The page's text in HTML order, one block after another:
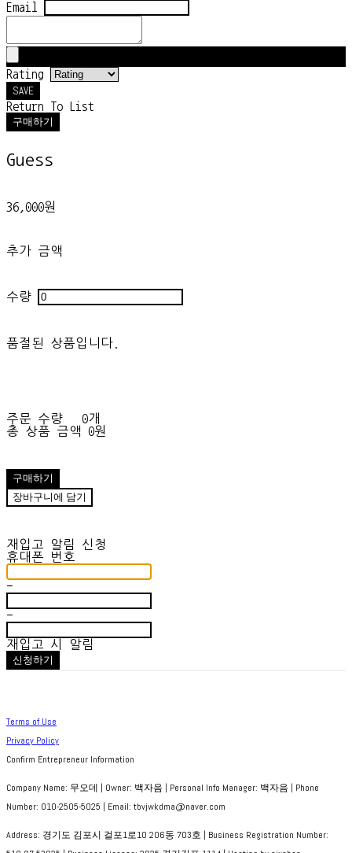
Email
Rating
SAVE
Return To List
구매하기
Guess
36,000원
추가 금액
수량
품절된 상품입니다.
주문 수량
0개
총 상품 금액
0원
구매하기
장바구니에 담기
재입고 알림 신청
휴대폰 번호
-
-
재입고 시 알림
신청하기
Terms of Use
Privacy Policy
Confirm Entrepreneur Information
Company Name: 무오데 | Owner: 백자음 | Personal Info Manager: 백자음 | Phone
Number: 010-2505-5025 | Email: tbvjwkdma@naver.com
Address: 경기도 김포시 걸포1로10 206동 703호 | Business Registration Number: